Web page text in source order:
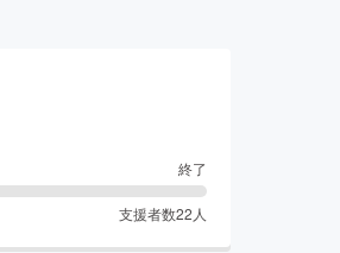
終了
支援者数22 人